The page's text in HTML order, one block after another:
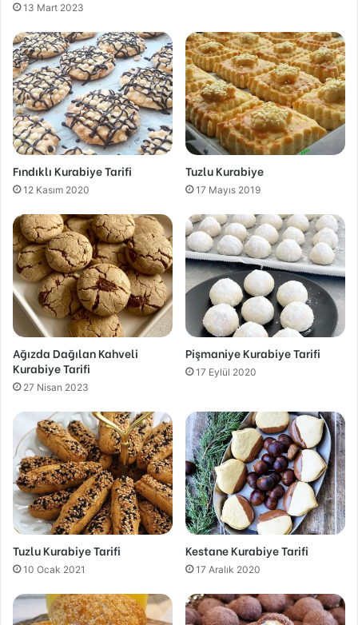
13 Mart 2023
Fındıklı Kurabiye Tarifi
12 Kasım 2020
Tuzlu Kurabiye
17 Mayıs 2019
Ağızda Dağılan Kahveli
Kurabiye Tarifi
27 Nisan 2023
Pişmaniye Kurabiye Tarifi
17 Eylül 2020
Tuzlu Kurabiye Tarifi
10 Ocak 2021
Kestane Kurabiye Tarifi
17 Aralık 2020